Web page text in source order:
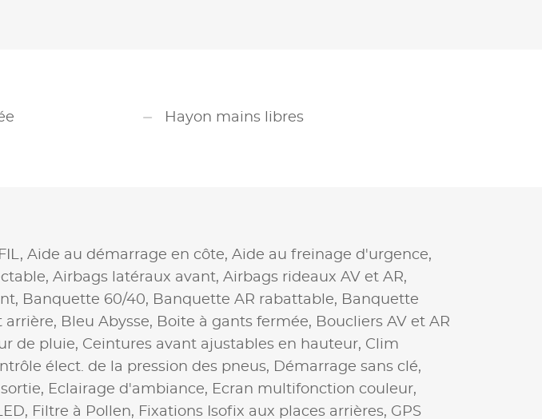
Hayon mains libres
Aide au démarrage en côte, Aide au freinage d'urgence,
Airbags latéraux avant, Airbags rideaux AV et AR,
Banquette 60/40, Banquette AR rabattable, Banquette
arrière, Bleu Abysse, Boite à gants fermée, Boucliers AV et AR
de pluie, Ceintures avant ajustables en hauteur, Clim
élect. de la pression des pneus, Démarrage sans clé,
Eclairage d'ambiance, Ecran multifonction couleur,
Filtre à Pollen, Fixations Isofix aux places arrières, GPS